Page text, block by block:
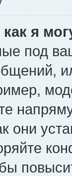
я
под
они